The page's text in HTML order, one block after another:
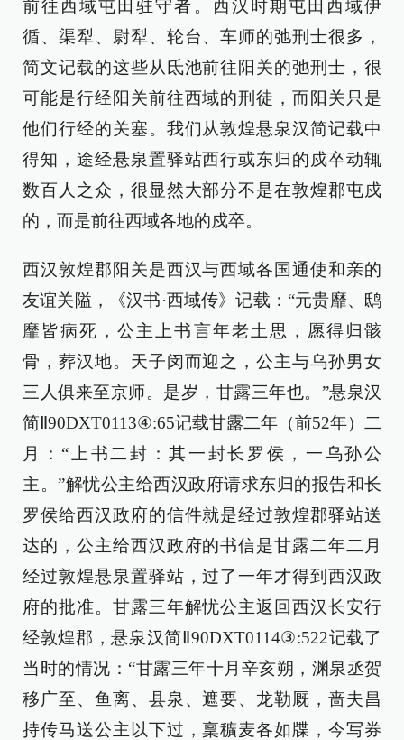
前往西域屯田驻守者。西汉时期屯田西域伊
循、渠犁、尉犁、轮台、车师的弛刑士很多，
简文记载的这些从氐池前往阳关的弛刑士，很
可能是行经阳关前往西域的刑徒，而阳关只是
他们行经的关塞。我们从敦煌悬泉汉简记载中
得知，途经悬泉置驿站西行或东归的戍卒动辄
数百人之众，很显然大部分不是在敦煌郡屯戍
的，而是前往西域各地的戍卒。
西汉敦煌郡阳关是西汉与西域各国通使和亲的
友谊关隘，《汉书·西域传》记载：“元贵靡、鸱
靡皆病死，公主上书言年老土思，愿得归骸
骨，葬汉地。天子闵而迎之，公主与乌孙男女
三人俱来至京师。是岁，甘露三年也。”悬泉汉
简Ⅱ90DXT0113④:65记载甘露二年（前52年）二
月：“上书二封：其一封长罗侯，一乌孙公
主。”解忧公主给西汉政府请求东归的报告和长
罗侯给西汉政府的信件就是经过敦煌郡驿站送
达的，公主给西汉政府的书信是甘露二年二月
经过敦煌悬泉置驿站，过了一年才得到西汉政
府的批准。甘露三年解忧公主返回西汉长安行
经敦煌郡，悬泉汉简Ⅱ90DXT0114③:522记载了
当时的情况：“甘露三年十月辛亥朔，渊泉丞贺
移广至、鱼离、县泉、遮要、龙勒厩，啬夫昌
持传马送公主以下过，稟穬麦各如牒，今写券